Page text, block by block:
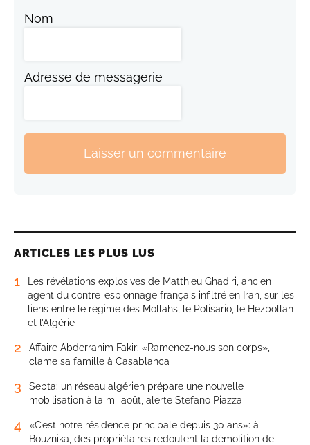
Nom
Adresse de messagerie
Laisser un commentaire
ARTICLES LES PLUS LUS
1
Les révélations explosives de Matthieu Ghadiri, ancien
agent du contre-espionnage français infiltré en Iran, sur les
liens entre le régime des Mollahs, le Polisario, le Hezbollah
et l’Algérie
2
Affaire Abderrahim Fakir: «Ramenez-nous son corps»,
clame sa famille à Casablanca
3
Sebta: un réseau algérien prépare une nouvelle
mobilisation à la mi-août, alerte Stefano Piazza
4
«C’est notre résidence principale depuis 30 ans»: à
Bouznika, des propriétaires redoutent la démolition de